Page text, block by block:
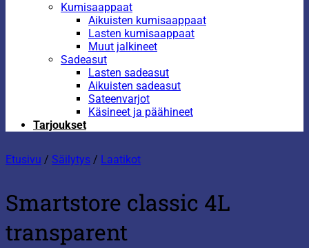
Kumisaappaat
Aikuisten kumisaappaat
Lasten kumisaappaat
Muut jalkineet
Sadeasut
Lasten sadeasut
Aikuisten sadeasut
Sateenvarjot
Käsineet ja päähineet
Tarjoukset
Etusivu / Säilytys / Laatikot
Smartstore classic 4L
transparent